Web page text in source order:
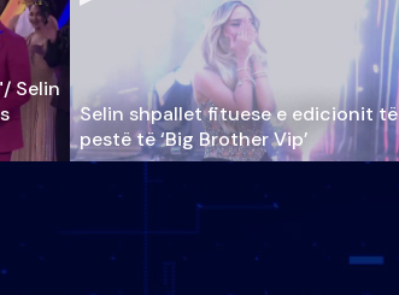
Selin
Selin shpallet fituese e edicionit të
pestë të ‘Big Brother Vip’